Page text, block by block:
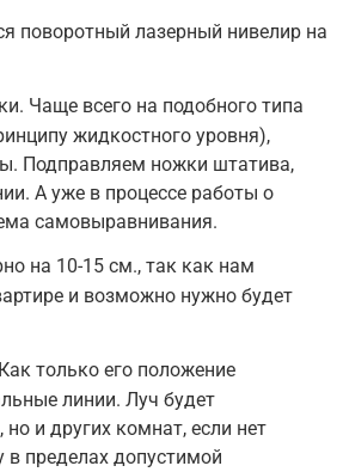
поворотный лазерный нивелир на
Чаще всего на подобного типа
жидкостного уровня),
Подправляем ножки штатива,
А уже в процессе работы о
самовыравнивания.
на 10-15 см., так как нам
и возможно нужно будет
только его положение
линии. Луч будет
и других комнат, если нет
в пределах допустимой